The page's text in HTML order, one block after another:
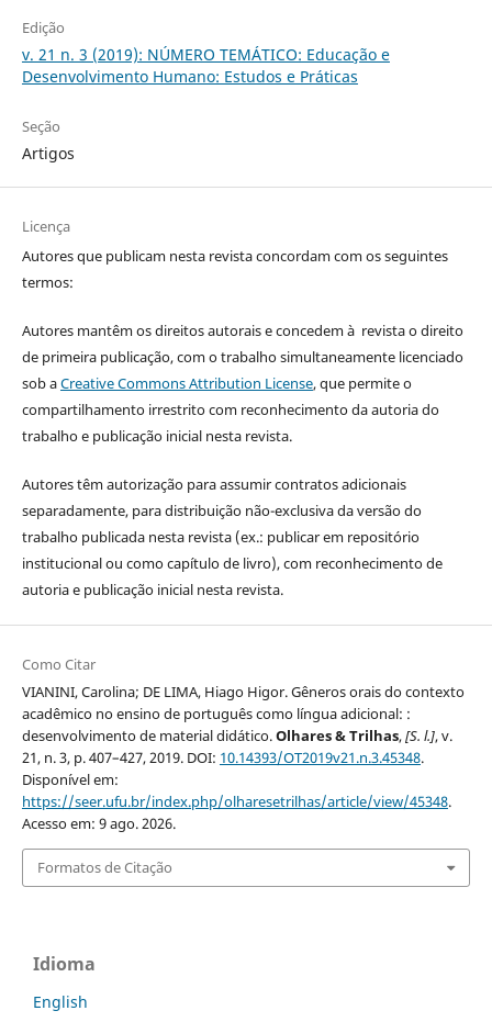
Edição
v. 21 n. 3 (2019): NÚMERO TEMÁTICO: Educação e
Desenvolvimento Humano: Estudos e Práticas
Seção
Artigos
Licença
Autores que publicam nesta revista concordam com os seguintes
termos:
Autores mantêm os direitos autorais e concedem à revista o direito
de primeira publicação, com o trabalho simultaneamente licenciado
sob aCreative Commons Attribution License, que permite o
compartilhamento irrestrito com reconhecimento da autoria do
trabalho e publicação inicial nesta revista.
Autores têm autorização para assumir contratos adicionais
separadamente, para distribuição não-exclusiva da versão do
trabalho publicada nesta revista (ex.: publicar em repositório
institucional ou como capítulo de livro), com reconhecimento de
autoria e publicação inicial nesta revista.
Como Citar
VIANINI, Carolina; DE LIMA, Hiago Higor. Gêneros orais do contexto
acadêmico no ensino de português como língua adicional: :
desenvolvimento de material didático.Olhares & Trilhas,[S. l.], v.
21, n. 3, p. 407–427, 2019. DOI: 10.14393/OT2019v21.n.3.45348.
Disponível em:
https://seer.ufu.br/index.php/olharesetrilhas/article/view/45348.
Acesso em: 9 ago. 2026.
Formatos de Citação
Idioma
English